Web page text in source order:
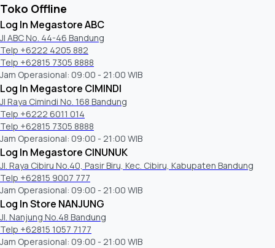
Toko Offline
Log In Megastore ABC
Jl ABC No. 44-46 Bandung
Telp +6222 4205 882
Telp +62815 7305 8888
Jam Operasional: 09:00 - 21:00 WIB
Log In Megastore CIMINDI
Jl Raya Cimindi No. 168 Bandung
Telp +6222 6011 014
Telp +62815 7305 8888
Jam Operasional: 09:00 - 21:00 WIB
Log In Megastore CINUNUK
Jl. Raya Cibiru No.40, Pasir Biru, Kec. Cibiru, Kabupaten Bandung
Telp +62815 9007 777
Jam Operasional: 09:00 - 21:00 WIB
Log In Store NANJUNG
Jl. Nanjung No.48 Bandung
Telp +62815 1057 7177
Jam Operasional: 09:00 - 21:00 WIB